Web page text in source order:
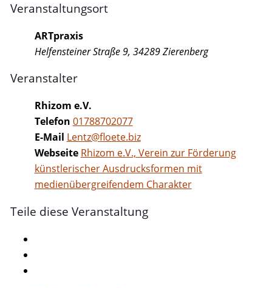
Veranstaltungsort
ARTpraxis
Helfensteiner Straße 9, 34289 Zierenberg
Veranstalter
Rhizom e.V.
Telefon 01788702077
E-Mail Lentz@floete.biz
Webseite Rhizom e.V., Verein zur Förderung
künstlerischer Ausdrucksformen mit
medienübergreifendem Charakter
Teile diese Veranstaltung